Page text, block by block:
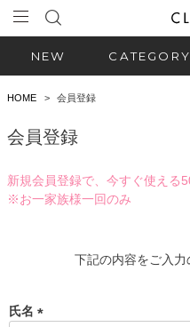
NEW CATEGORY
HOME 会員登録
会員登録
新規会員登録で、今すぐ使える
※お一家族様一回のみ
下記の内容をご入力
氏名